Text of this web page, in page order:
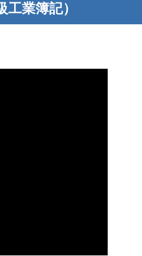
業簿記）